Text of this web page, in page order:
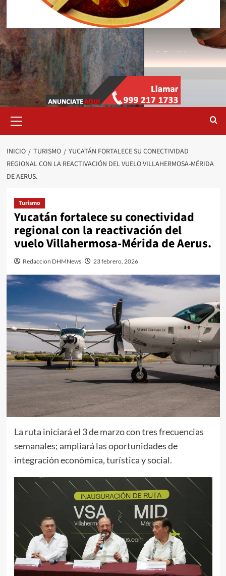
primario
INICIO TURISMO
YUCATÁN FORTALECE SU CONECTIVIDAD
REGIONAL CON LA REACTIVACIÓN DEL VUELO VILLAHERMOSA-MÉRIDA
DE AERUS.
Turismo
Yucatán fortalece su conectividad
regional con la reactivación del
vuelo Villahermosa-Mérida de Aerus.
Redaccion DHMNews 23 febrero, 2026
La ruta iniciará el 3 de marzo con tres frecuencias
semanales; ampliará las oportunidades de
integración económica, turística y social.